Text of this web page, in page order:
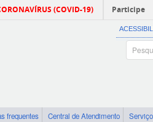
(COVID-19) Participe
frequentes Central de Atendimento